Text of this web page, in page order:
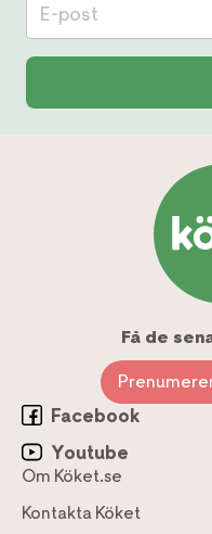
E-post
Få de
Facebook
Youtube
Om Köket.se
Kontakta Köket